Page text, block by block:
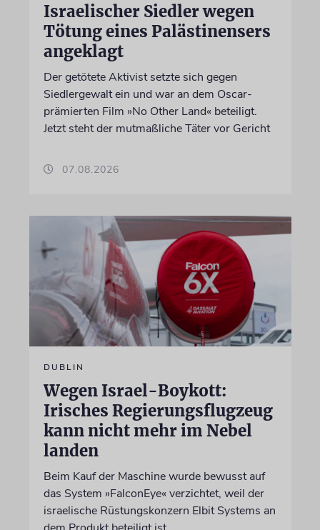
Israelischer Siedler wegen
Tötung eines Palästinensers
angeklagt
Der getötete Aktivist setzte sich gegen
Siedlergewalt ein und war an dem Oscar-
prämierten Film »No Other Land« beteiligt.
Jetzt steht der mutmaßliche Täter vor Gericht
07.08.2026
DUBLIN
Wegen Israel-Boykott:
Irisches Regierungsflugzeug
kann nicht mehr im Nebel
landen
Beim Kauf der Maschine wurde bewusst auf
das System »FalconEye« verzichtet, weil der
israelische Rüstungskonzern Elbit Systems an